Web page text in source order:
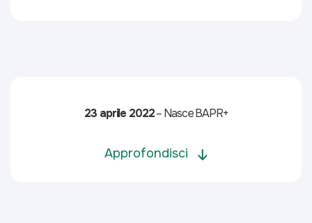
23 aprile 2022– Nasce BAPR+
Approfondisci